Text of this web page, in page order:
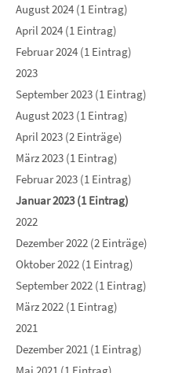
August 2024 (1 Eintrag)
April 2024 (1 Eintrag)
Februar 2024 (1 Eintrag)
2023
September 2023 (1 Eintrag)
August 2023 (1 Eintrag)
April 2023 (2 Einträge)
März 2023 (1 Eintrag)
Februar 2023 (1 Eintrag)
Januar 2023 (1 Eintrag)
2022
Dezember 2022 (2 Einträge)
Oktober 2022 (1 Eintrag)
September 2022 (1 Eintrag)
März 2022 (1 Eintrag)
2021
Dezember 2021 (1 Eintrag)